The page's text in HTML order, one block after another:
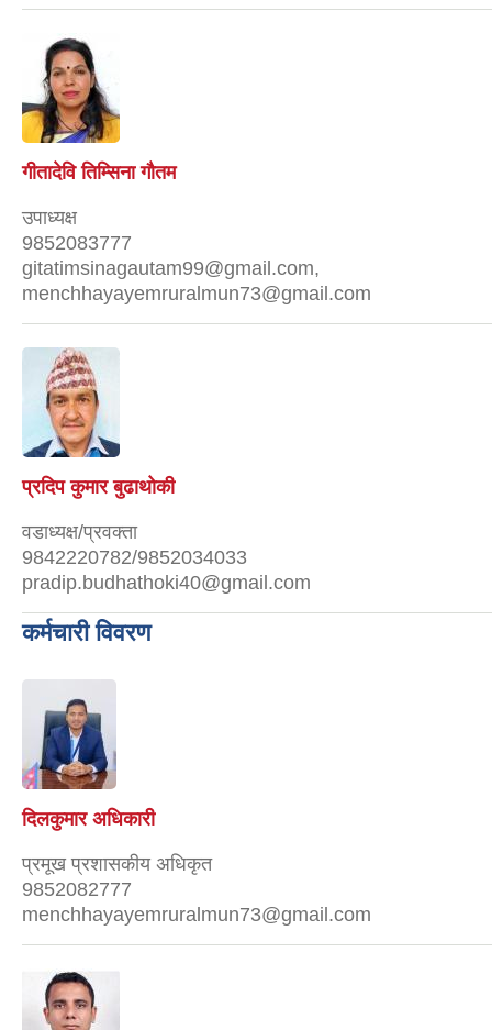
गीतादेवि तिम्सिना गाैतम
उपाध्यक्ष
9852083777
gitatimsinagautam99@gmail.com,
menchhayayemruralmun73@gmail.com
प्रदिप कुमार बुढाथोकी
वडाध्यक्ष/प्रवक्ता
9842220782/9852034033
pradip.budhathoki40@gmail.com
कर्मचारी विवरण
दिलकुमार अधिकारी
प्रमूख प्रशासकीय अधिकृत
9852082777
menchhayayemruralmun73@gmail.com